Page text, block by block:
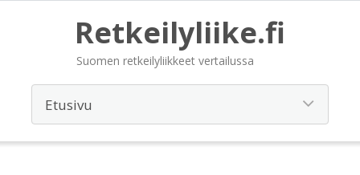
Retkeilyliike.fi
Suomen retkeilyliikkeet vertailussa